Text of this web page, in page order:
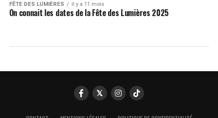
FÊTE DES LUMIÈRES il y a 11 mois
On connait les dates de la Fête des Lumières 2025